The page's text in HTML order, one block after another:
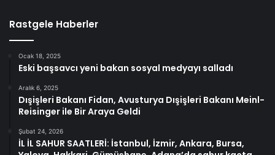
Rastgele Haberler
Ocak 18, 2025
Eski başsavcı yeni bakan sosyal medyayı salladı
Aralık 6, 2025
Dışişleri Bakanı Fidan, Avusturya Dışişleri Bakanı Meinl-
Reisinger ile Bir Araya Geldi
Şubat 24, 2026
İL İL SAHUR SAATLERİ: İstanbul, İzmir, Ankara, Bursa,